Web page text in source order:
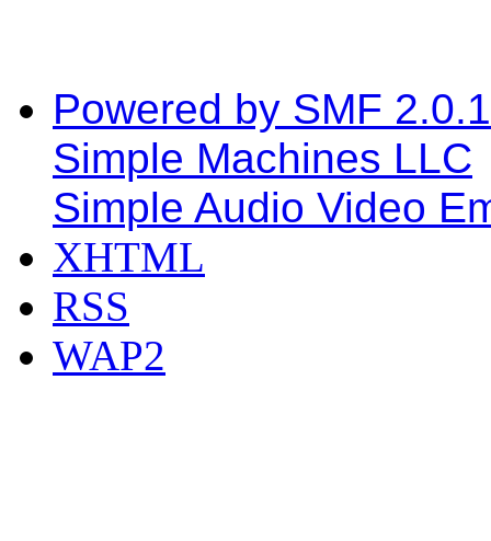
Powered by SMF
Simple Machines LLC
Simple Audio Video
XHTML
RSS
WAP2